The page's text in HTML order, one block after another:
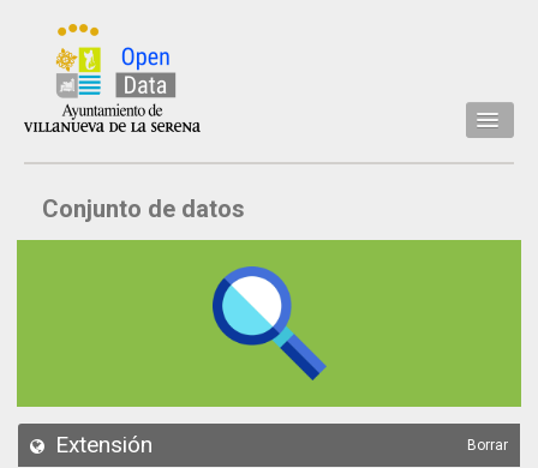
Inicio
Datos
API
Conjunto de datos
Extensión Borrar